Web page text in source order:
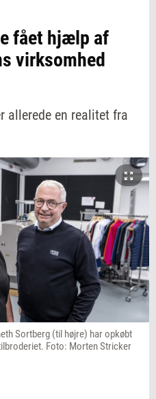
fået hjælp af
virksomhed
allerede en realitet fra
Sortberg (til højre) har opkøbt
Foto: Morten Stricker